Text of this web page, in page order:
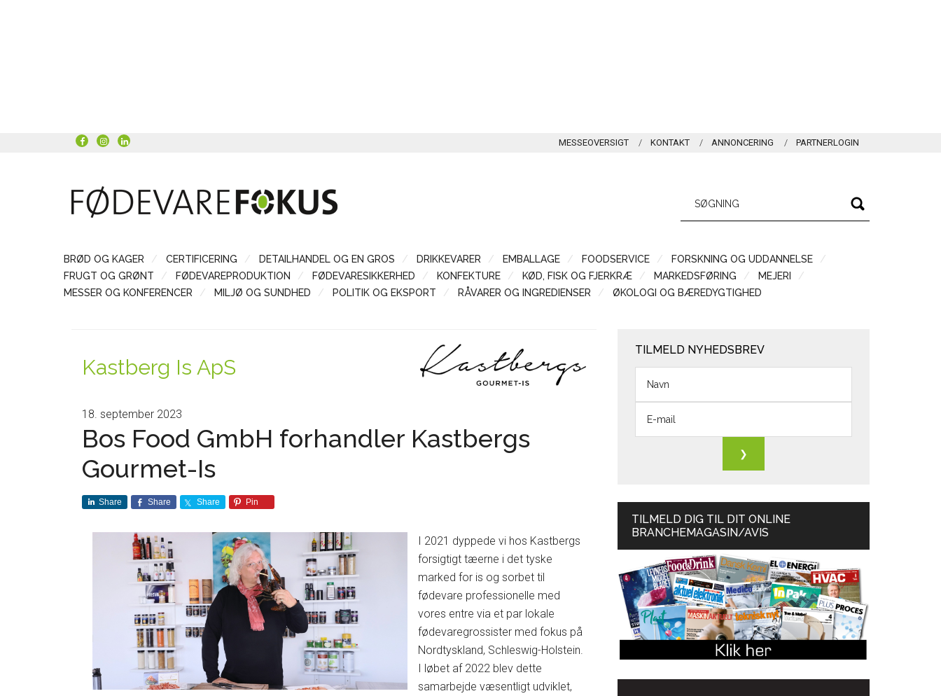
MESSEOVERSIGT KONTAKT ANNONCERING PARTNERLOGIN
BRØD OG KAGER CERTIFICERING DETAILHANDEL OG EN GROS DRIKKEVARER EMBALLAGE FOODSERVICE
FORSKNING OG UDDANNELSE
FRUGT OG GRØNT
FØDEVAREPRODUKTION FØDEVARESIKKERHED KONFEKTURE KØD, FISK OG FJERKRÆ MARKEDSFØRING
MEJERI
MESSER OG KONFERENCER
MILJØ OG SUNDHED POLITIK OG EKSPORT RÅVARER OG INGREDIENSER ØKOLOGI OG BÆREDYGTIGHED
Kastberg Is ApS
18. september 2023
Bos Food GmbH forhandler Kastbergs
Gourmet-Is
Share Share Share Pin
I 2021 dyppede vi hos Kastbergs
forsigtigt tæerne i det tyske
marked for is og sorbet til
fødevare professionelle med
vores entre via et par lokale
fødevaregrossister med fokus på
Nordtyskland, Schleswig-Holstein.
I løbet af 2022 blev dette
samarbejde væsentligt udviklet,
TILMELD NYHEDSBREV
TILMELD DIG TIL DIT ONLINE
BRANCHEMAGASIN/AVIS